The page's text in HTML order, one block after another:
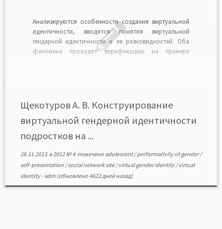
Анализируются особенности создания виртуальной
идентичности, вводятся понятия виртуальной
гендерной идентичности и ее разновидностей. Оба
феномена проходят верификацию на примере
создания виртуальной гендерной идентичности.
Несмотря на разнообразие мультимедийных функций
сайта, основными способами […]
Щекотуров А. В. Конструирование
виртуальной гендерной идентичности
подростков на ...
26.11.2013в2012 № 4 помечено adolescent/performativity of gender/
self-presentation /social network site/virtual gender identity/virtual
identity- adm(обновлено 4622 дней назад)